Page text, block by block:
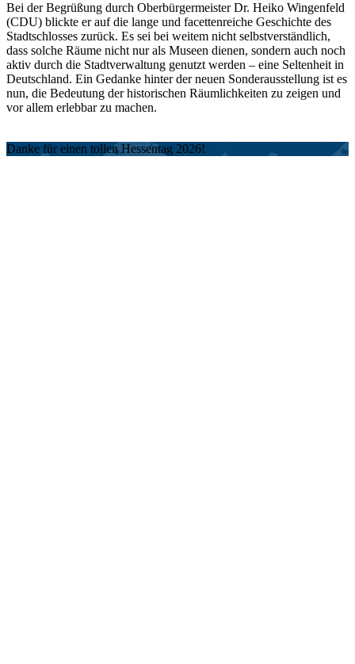
Bei der Begrüßung durch Oberbürgermeister Dr. Heiko Wingenfeld
(CDU) blickte er auf die lange und facettenreiche Geschichte des
Stadtschlosses zurück. Es sei bei weitem nicht selbstverständlich,
dass solche Räume nicht nur als Museen dienen, sondern auch noch
aktiv durch die Stadtverwaltung genutzt werden – eine Seltenheit in
Deutschland. Ein Gedanke hinter der neuen Sonderausstellung ist es
nun, die Bedeutung der historischen Räumlichkeiten zu zeigen und
vor allem erlebbar zu machen.
Danke für einen tollen Hessentag 2026!